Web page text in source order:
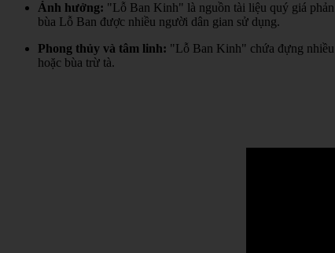
Ảnh hưởng: "Lỗ Ban Kinh" là nguồn tài liệu quý giá
bùa Lỗ Ban được nhiều người dân gian sử dụng.
Phong thủy và tâm linh: "Lỗ Ban Kinh" chứa đựng nhiều
hoặc bùa trừ tà.